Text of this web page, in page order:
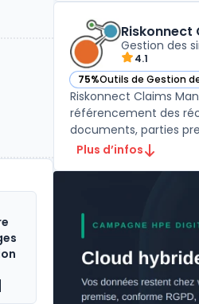
Riskonnect
Gestion des
4.1
75%Outils de Gestion
— voir Riskonnect
Riskonnect Claims
référencement des
documents, parties
Plus d’infos